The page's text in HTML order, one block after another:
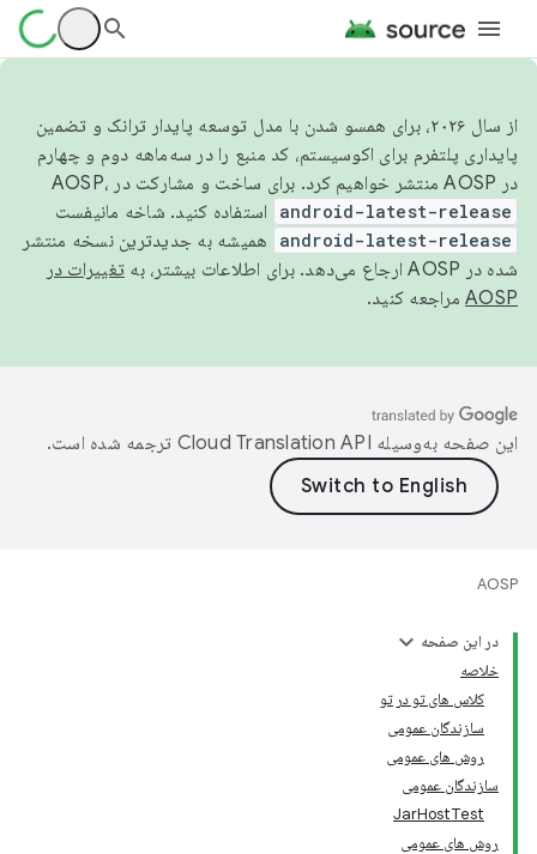
از سال ۲۰۲۶، برای همسو شدن با مدل توسعه پایدار ترانک و تضمین
پایداری پلتفرم برای اکوسیستم، کد منبع را در سه‌ماهه دوم و چهارم
در AOSP منتشر خواهیم کرد. برای ساخت و مشارکت در AOSP،
android-latest-release استفاده کنید. شاخه مانیفست
android-latest-release
همیشه به جدیدترین نسخه منتشر
شده در AOSP ارجاع می‌دهد. برای اطلاعات بیشتر، به
تغییرات در
AOSP مراجعه کنید.
این صفحه به‌وسیله ترجمه شده است.
AOSP
در این صفحه
خلاصه
کلاس های تو در تو
سازندگان عمومی
روش های عمومی
سازندگان عمومی
JarHostTest
روش های عمومی